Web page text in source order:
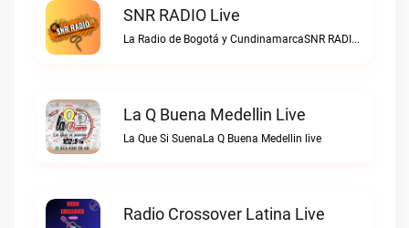
SNR RADIO Live
La Radio de Bogotá y CundinamarcaSNR RADIO live
La Q Buena Medellin Live
La Que Si SuenaLa Q Buena Medellin live
Radio Crossover Latina Live